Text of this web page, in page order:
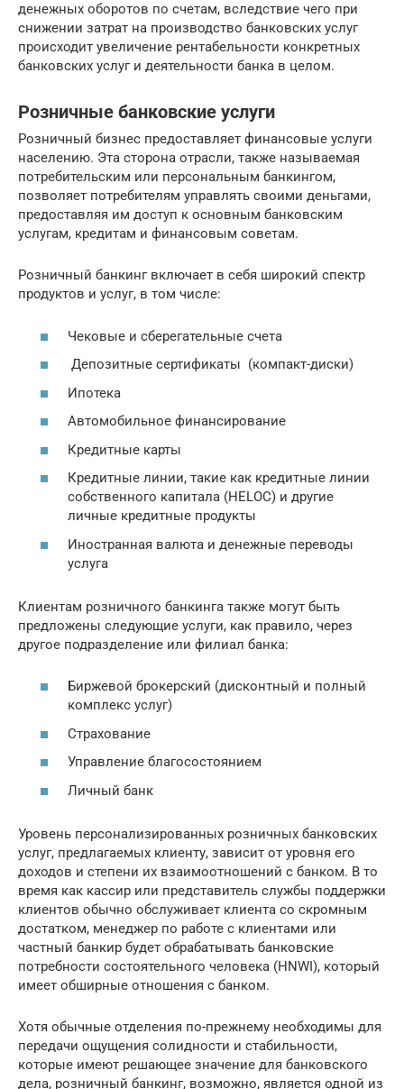
денежных оборотов по счетам, вследствие чего при
снижении затрат на производство банковских услуг
происходит увеличение рентабельности конкретных
банковских услуг и деятельности банка в целом.
Розничные банковские услуги
Розничный бизнес предоставляет финансовые услуги
населению. Эта сторона отрасли, также называемая
потребительским или персональным банкингом,
позволяет потребителям управлять своими деньгами,
предоставляя им доступ к основным банковским
услугам, кредитам и финансовым советам.
Розничный банкинг включает в себя широкий спектр
продуктов и услуг, в том числе:
Чековые и сберегательные счета
Депозитные сертификаты (компакт-диски)
Ипотека
Автомобильное финансирование
Кредитные карты
Кредитные линии, такие как кредитные линии
собственного капитала (HELOC) и другие
личные кредитные продукты
Иностранная валюта и денежные переводы
услуга
Клиентам розничного банкинга также могут быть
предложены следующие услуги, как правило, через
другое подразделение или филиал банка:
Биржевой брокерский (дисконтный и полный
комплекс услуг)
Страхование
Управление благосостоянием
Личный банк
Уровень персонализированных розничных банковских
услуг, предлагаемых клиенту, зависит от уровня его
доходов и степени их взаимоотношений с банком. В то
время как кассир или представитель службы поддержки
клиентов обычно обслуживает клиента со скромным
достатком, менеджер по работе с клиентами или
частный банкир будет обрабатывать банковские
потребности состоятельного человека (HNWI), который
имеет обширные отношения с банком.
Хотя обычные отделения по-прежнему необходимы для
передачи ощущения солидности и стабильности,
которые имеют решающее значение для банковского
дела, розничный банкинг, возможно, является одной из